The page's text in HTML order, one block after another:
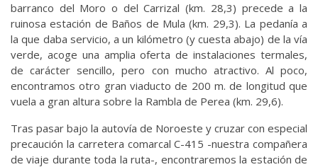
barranco del Moro o del Carrizal (km. 28,3) precede a la
ruinosa estación de Baños de Mula (km. 29,3). La pedanía a
la que daba servicio, a un kilómetro (y cuesta abajo) de la vía
verde, acoge una amplia oferta de instalaciones termales,
de carácter sencillo, pero con mucho atractivo. Al poco,
encontramos otro gran viaducto de 200 m. de longitud que
vuela a gran altura sobre la Rambla de Perea (km. 29,6).
Tras pasar bajo la autovía de Noroeste y cruzar con especial
precaución la carretera comarcal C-415 -nuestra compañera
de viaje durante toda la ruta-, encontraremos la estación de